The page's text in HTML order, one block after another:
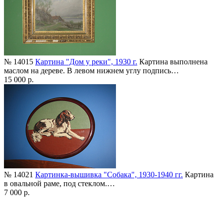
№ 14015 Картина "Дом у реки", 1930 г. Картина выполнена
маслом на дереве. В левом нижнем углу подпись…
15 000 р.
№ 14021 Картинка-вышивка "Собака", 1930-1940 гг. Картина
в овальной раме, под стеклом.…
7 000 р.